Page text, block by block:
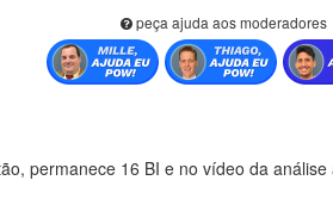
peça ajuda aos moderadores
permanece 16 BI e no vídeo da análise